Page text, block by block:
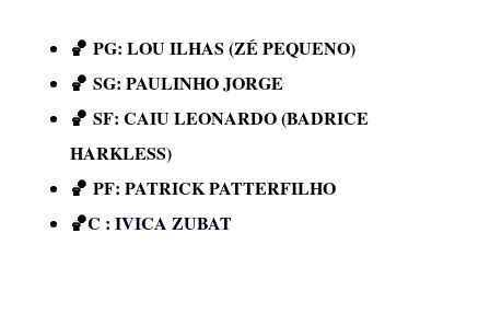
PG: LOU ILHAS (ZÉ PEQUENO)
🏀 SG: PAULINHO JORGE
🏀 SF: CAIU LEONARDO (BADRICE
HARKLESS)
🏀 PF: PATRICK PATTERFILHO
🏀C : IVICA ZUBAT